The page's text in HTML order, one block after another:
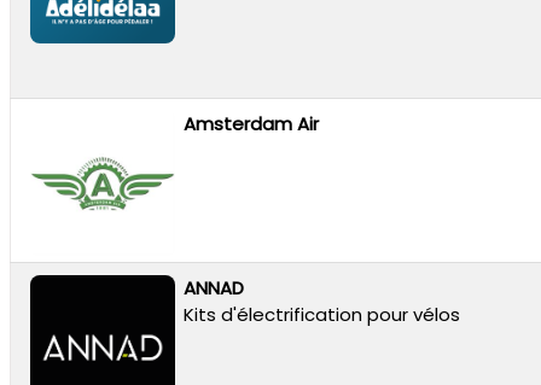
Amsterdam Air
ANNAD
Kits d'électrification pour vélos